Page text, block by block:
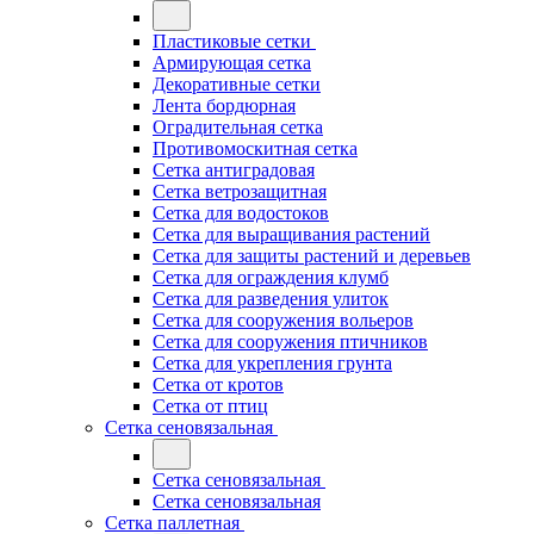
Пластиковые сетки
Армирующая сетка
Декоративные сетки
Лента бордюрная
Оградительная сетка
Противомоскитная сетка
Сетка антиградовая
Сетка ветрозащитная
Сетка для водостоков
Сетка для выращивания растений
Сетка для защиты растений и деревьев
Сетка для ограждения клумб
Сетка для разведения улиток
Сетка для сооружения вольеров
Сетка для сооружения птичников
Сетка для укрепления грунта
Сетка от кротов
Сетка от птиц
Сетка сеновязальная
Сетка сеновязальная
Сетка сеновязальная
Сетка паллетная